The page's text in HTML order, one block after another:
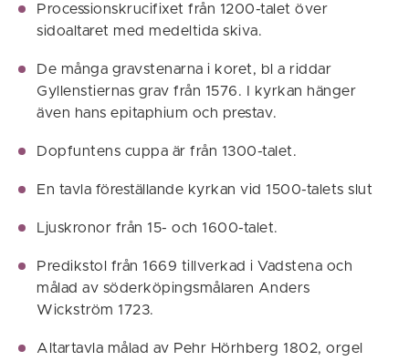
Processionskrucifixet från 1200-talet över
sidoaltaret med medeltida skiva.
De många gravstenarna i koret, bl a riddar
Gyllenstiernas grav från 1576. I kyrkan hänger
även hans epitaphium och prestav.
Dopfuntens cuppa är från 1300-talet.
En tavla föreställande kyrkan vid 1500-talets slut
Ljuskronor från 15- och 1600-talet.
Predikstol från 1669 tillverkad i Vadstena och
målad av söderköpingsmålaren Anders
Wickström 1723.
Altartavla målad av Pehr Hörhberg 1802, orgel